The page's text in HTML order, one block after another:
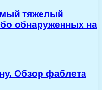
тяжелый
обнаруженных на
Обзор фаблета